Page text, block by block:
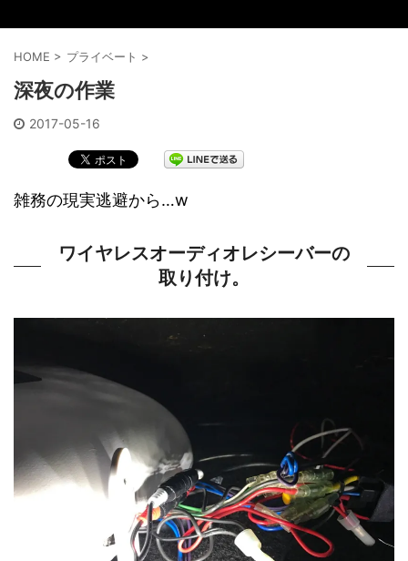
HOME > プライベート >
深夜の作業
2017-05-16
雑務の現実逃避から…w
ワイヤレスオーディオレシーバーの
取り付け。